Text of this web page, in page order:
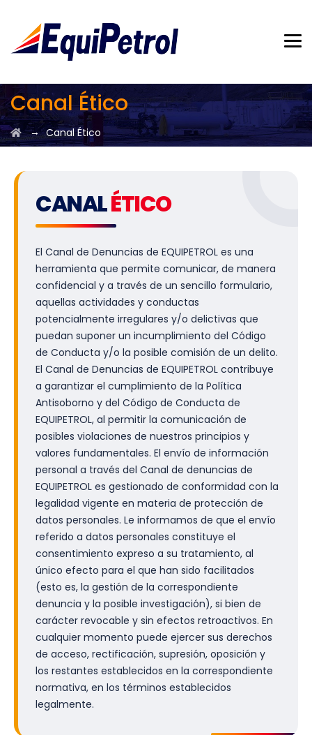
Canal Ético
→Canal Ético
CANALÉTICO
El Canal de Denuncias de EQUIPETROL es una
herramienta que permite comunicar, de manera
confidencial y a través de un sencillo formulario,
aquellas actividades y conductas
potencialmente irregulares y/o delictivas que
puedan suponer un incumplimiento del Código
de Conducta y/o la posible comisión de un delito.
El Canal de Denuncias de EQUIPETROL contribuye
a garantizar el cumplimiento de la Política
Antisoborno y del Código de Conducta de
EQUIPETROL, al permitir la comunicación de
posibles violaciones de nuestros principios y
valores fundamentales. El envío de información
personal a través del Canal de denuncias de
EQUIPETROL es gestionado de conformidad con la
legalidad vigente en materia de protección de
datos personales. Le informamos de que el envío
referido a datos personales constituye el
consentimiento expreso a su tratamiento, al
único efecto para el que han sido facilitados
(esto es, la gestión de la correspondiente
denuncia y la posible investigación), si bien de
carácter revocable y sin efectos retroactivos. En
cualquier momento puede ejercer sus derechos
de acceso, rectificación, supresión, oposición y
los restantes establecidos en la correspondiente
normativa, en los términos establecidos
legalmente.